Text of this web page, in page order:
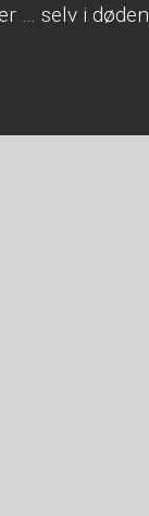
… selv i døden.